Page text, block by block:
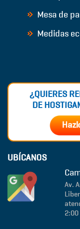
Mesa de
Medidas
¿QUIERES
DE
UBÍCANOS
Av.
2:00